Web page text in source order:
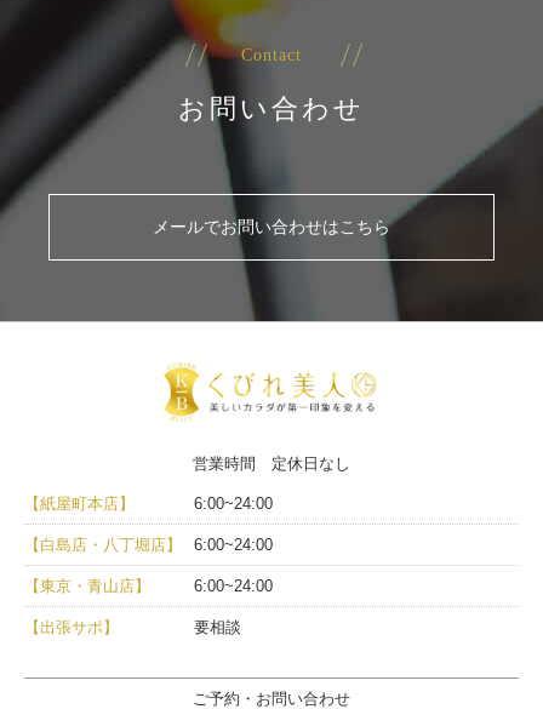
Contact
お問い合わせ
メールでお問い合わせはこちら
営業時間 定休日なし
【紙屋町本店】 6:00~24:00
【白島店・八丁堀店】 6:00~24:00
【東京・青山店】 6:00~24:00
【出張サポ】 要相談
ご予約・お問い合わせ